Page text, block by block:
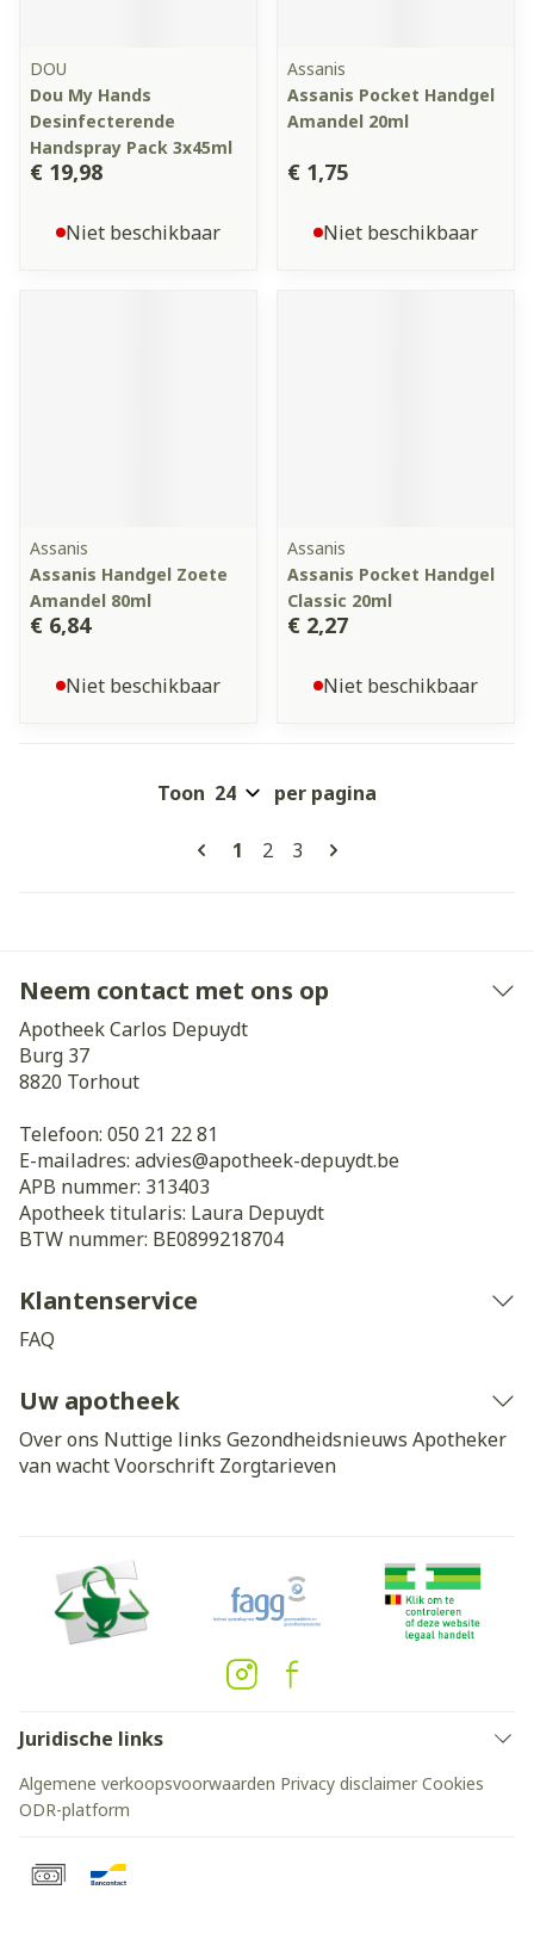
DOU
Dou My Hands
Desinfecterende
Handspray Pack 3x45ml
€ 19,98
Niet beschikbaar
Assanis
Assanis Pocket Handgel
Amandel 20ml
€ 1,75
Niet beschikbaar
Assanis
Assanis Handgel Zoete
Amandel 80ml
€ 6,84
Niet beschikbaar
Assanis
Assanis Pocket Handgel
Classic 20ml
€ 2,27
Niet beschikbaar
Pagina's
U lees momenteel pagina
1 Pagina
2 Pagina
3
Toon per pagina
Neem contact met ons op
Apotheek Carlos Depuydt
Burg 37
8820 Torhout
Telefoon: 050 21 22 81
E-mailadres: advies@apotheek-depuydt.be
APB nummer: 313403
Apotheek titularis: Laura Depuydt
BTW nummer: BE0899218704
Klantenservice
FAQ
Uw apotheek
Over ons Nuttige links Gezondheidsnieuws Apotheker
van wachtVoorschrift Zorgtarieven
Juridische links
Algemene verkoopsvoorwaarden Privacy disclaimer Cookies
ODR-platform